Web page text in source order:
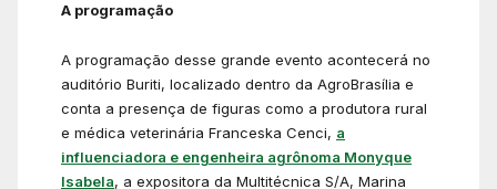
A programação
A programação desse grande evento acontecerá no
auditório Buriti, localizado dentro da AgroBrasília e
conta a presença de figuras como a produtora rural
e médica veterinária Franceska Cenci, a
influenciadora e engenheira agrônoma Monyque
Isabela, a expositora da Multitécnica S/A, Marina